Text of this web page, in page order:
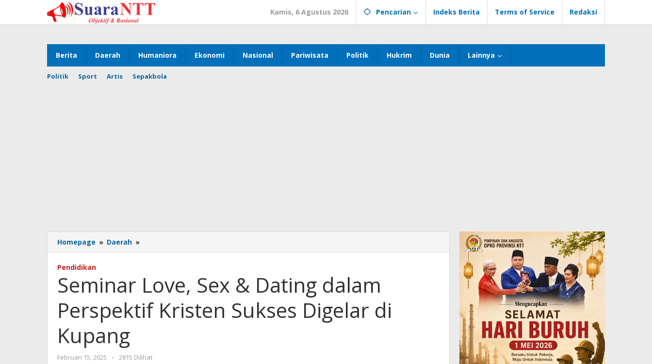
konten
Kamis, 6 Agustus 2026 Pencarian Indeks Berita Terms of Service Redaksi
Berita Daerah Humaniora Ekonomi Nasional Pariwisata Politik Hukrim Dunia Lainnya
Politik Sport Artis Sepakbola
Homepage » Daerah »
Love,
Dating
dalam
Perspektif
Kristen
Kupang
Pendidikan
Seminar Love, Sex & Dating dalam
Perspektif Kristen Sukses Digelar di
Kupang
Februari 15, 2025
oleh
-
2815 Dilihat